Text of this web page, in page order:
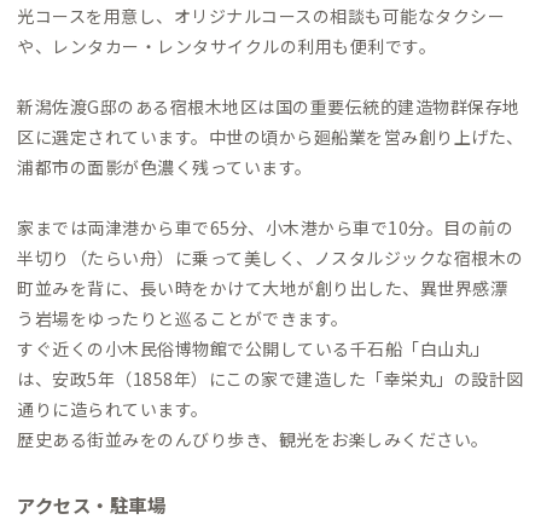
光コースを用意し、オリジナルコースの相談も可能なタクシー
や、レンタカー・レンタサイクルの利用も便利です。
新潟佐渡G邸のある宿根木地区は国の重要伝統的建造物群保存地
区に選定されています。中世の頃から廻船業を営み創り上げた、
浦都市の面影が色濃く残っています。
家までは両津港から車で65分、小木港から車で10分。目の前の
半切り（たらい舟）に乗って美しく、ノスタルジックな宿根木の
町並みを背に、長い時をかけて大地が創り出した、異世界感漂
う岩場をゆったりと巡ることができます。
すぐ近くの小木民俗博物館で公開している千石船「白山丸」
は、安政5年（1858年）にこの家で建造した「幸栄丸」の設計図
通りに造られています。
歴史ある街並みをのんびり歩き、観光をお楽しみください。
アクセス・駐車場